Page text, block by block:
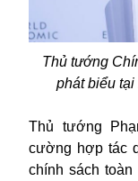
Thủ tướng
phát biểu
Thủ tướng
cường hợp tác
chính sách